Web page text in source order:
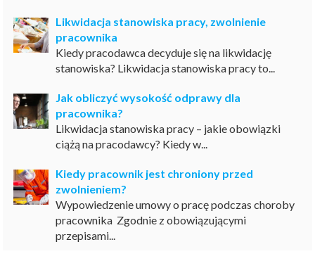
Likwidacja stanowiska pracy, zwolnienie
pracownika
Kiedy pracodawca decyduje się na likwidację
stanowiska? Likwidacja stanowiska pracy to...
Jak obliczyć wysokość odprawy dla
pracownika?
Likwidacja stanowiska pracy – jakie obowiązki
ciążą na pracodawcy? Kiedy w...
Kiedy pracownik jest chroniony przed
zwolnieniem?
Wypowiedzenie umowy o pracę podczas choroby
pracownika Zgodnie z obowiązującymi
przepisami...